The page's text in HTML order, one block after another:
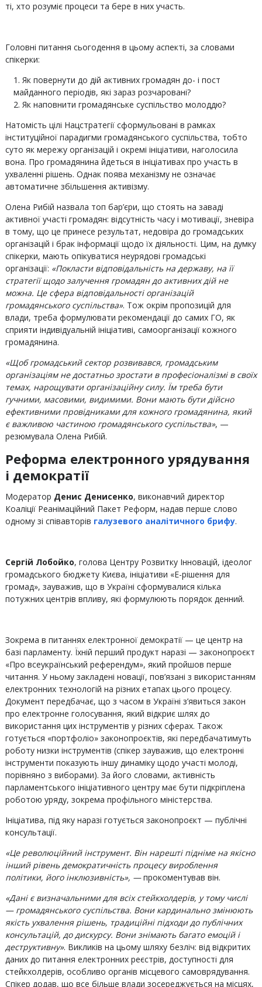
ті, хто розуміє процеси та бере в них участь.
Головні питання сьогодення в цьому аспекті, за словами
спікерки:
Як повернути до дій активних громадян до- і пост
майданного періодів, які зараз розчаровані?
Як наповнити громадянське суспільство молоддю?
Натомість цілі Нацстратегії сформульовані в рамках
інституційної парадигми громадянського суспільства, тобто
суто як мережу організацій і окремі ініціативи, наголосила
вона. Про громадянина йдеться в ініціативах про участь в
ухваленні рішень. Однак поява механізму не означає
автоматичне збільшення активізму.
Олена Рибій назвала топ бар’єри, що стоять на заваді
активної участі громадян: відсутність часу і мотивації, зневіра
в тому, що це принесе результат, недовіра до громадських
організацій і брак інформації щодо їх діяльності. Цим, на думку
спікерки, мають опікуватися неурядові громадські
організації: «Покласти відповідальність на державу, на її
стратегії щодо залучення громадян до активних дій не
можна. Це сфера відповідальності організацій
громадянського суспільства». Тож окрім пропозицій для
влади, треба формулювати рекомендації до самих ГО, як
сприяти індивідуальній ініціативі, самоорганізації кожного
громадянина.
«Щоб громадський сектор розвивався, громадським
організаціям не достатньо зростати в професіоналізмі в своїх
темах, нарощувати організаційну силу. Їм треба бути
гучними, масовими, видимими. Вони мають бути дійсно
ефективними провідниками для кожного громадянина, який
є важливою частиною громадянського суспільства», —
резюмувала Олена Рибій.
Реформа електронного урядування
і демократії
Модератор Денис Денисенко, виконавчий директор
Коаліції Реанімаційний Пакет Реформ, надав перше слово
одному зі співавторів галузевого аналітичного брифу.
Сергій Лобойко, голова Центру Розвитку Інновацій, ідеолог
громадського бюджету Києва, ініціативи «Е-рішення для
громад», зауважив, що в Україні сформувалися кілька
потужних центрів впливу, які формулюють порядок денний.
Зокрема в питаннях електронної демократії — це центр на
базі парламенту. Їхній перший продукт наразі — законопроєкт
«Про всеукраїнський референдум», який пройшов перше
читання. У ньому закладені новації, пов’язані з використанням
електронних технологій на різних етапах цього процесу.
Документ передбачає, що з часом в Україні з’явиться закон
про електронне голосування, який відкриє шлях до
використання цих інструментів у різних сферах. Також
готується «портфоліо» законопроєктів, які передбачатимуть
роботу низки інструментів (спікер зауважив, що електронні
інструменти показують іншу динаміку щодо участі молоді,
порівняно з виборами). За його словами, активність
парламентського ініціативного центру має бути підкріплена
роботою уряду, зокрема профільного міністерства.
Ініціатива, під яку наразі готується законопроєкт — публічні
консультації.
«Це революційний інструмент. Він нарешті підніме на якісно
інший рівень демократичність процесу вироблення
політики, його інклюзивність», —прокоментував він.
«Дані є визначальними для всіх стейкхолдерів, у тому числі
— громадянського суспільства. Вони кардинально змінюють
якість ухвалення рішень, традиційні підходи до публічних
консультацій, до дискурсу. Вони знімають багато емоцій і
деструктивну». Викликів на цьому шляху безліч: від відкритих
даних до питання електронних реєстрів, доступності для
стейкхолдерів, особливо органів місцевого самоврядування.
Спікер додав, що все більше влади зосереджується на місцях,